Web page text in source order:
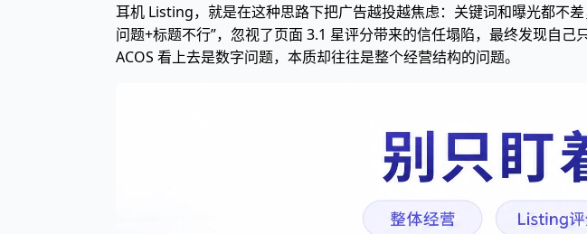
耳机 Listing，就是在这种思路下把广告越投越焦虑：关键词和曝光都不
问题+标题不行”，忽视了页面 3.1 星评分带来的信任塌陷，最终发现自己
ACOS 看上去是数字问题，本质却往往是整个经营结构的问题。